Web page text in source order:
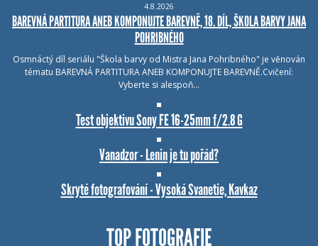
4.8.2026
BAREVNÁ PARTITURA ANEB KOMPONUJTE BAREVNĚ, 18. DÍL, ŠKOLA BARVY JANA
POHRIBNÉHO
Osmnáctý díl seriálu "Škola barvy od Mistra Jana Pohribného" je věnován
tématu BAREVNÁ PARTITURA ANEB KOMPONUJTE BAREVNĚ.Cvičení:
Vyberte si alespoň…
Test objektivu Sony FE 16-25mm f/2.8 G
Vanadzor - Lenin je tu pořád?
Skryté fotografování - Vysoká Svanetie, Kavkaz
TOP FOTOGRAFIE